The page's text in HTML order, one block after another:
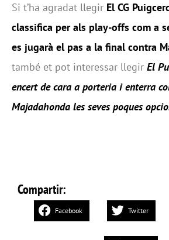
Si t’ha agradat llegir El CG
classifica per als play-offs com a
es jugarà el pas a la final contra
també et pot interessar llegir El
encert de cara a porteria i enterra
Majadahonda les seves poques
Compartir:
Facebook Twitter